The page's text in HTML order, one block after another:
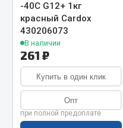
Весь раздел
Запчасти на
Амортизаторы для
-40С G12+ 1кг
красный Cardox
430206073
В наличии
261 ₽
Купить в один клик
Опт
при полной предоплате